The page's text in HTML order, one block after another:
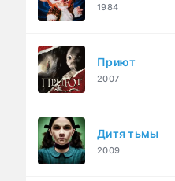
1984
Приют
2007
Дитя тьмы
2009